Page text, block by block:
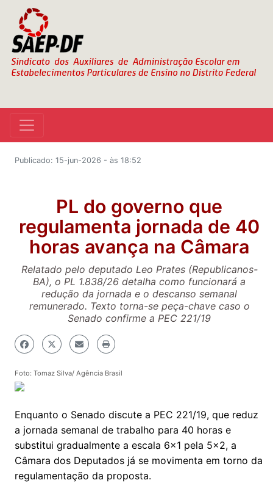
Publicado: 15-jun-2026 - às 18:52
PL do governo que
regulamenta jornada de 40
horas avança na Câmara
Relatado pelo deputado Leo Prates (Republicanos-
BA), o PL 1.838/26 detalha como funcionará a
redução da jornada e o descanso semanal
remunerado. Texto torna-se peça-chave caso o
Senado confirme a PEC 221/19
Foto: Tomaz Silva/ Agência Brasil
Enquanto o Senado discute a PEC 221/19, que reduz
a jornada semanal de trabalho para 40 horas e
substitui gradualmente a escala 6x1 pela 5x2, a
Câmara dos Deputados já se movimenta em torno da
regulamentação da proposta.